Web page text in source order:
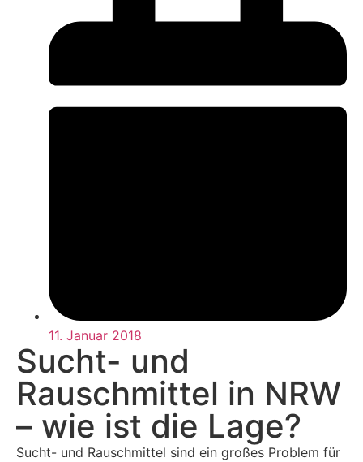
11. Januar 2018
Sucht- und
Rauschmittel in NRW
– wie ist die Lage?
Sucht- und Rauschmittel sind ein großes Problem für